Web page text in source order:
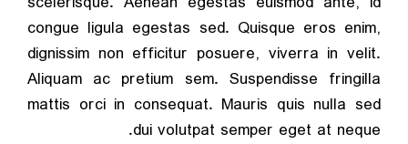
congue ligula egestas sed. Quisque eros enim,
dignissim non efficitur posuere, viverra in velit.
Aliquam ac pretium sem. Suspendisse fringilla
mattis orci in consequat. Mauris quis nulla sed
dui volutpat semper eget at neque.